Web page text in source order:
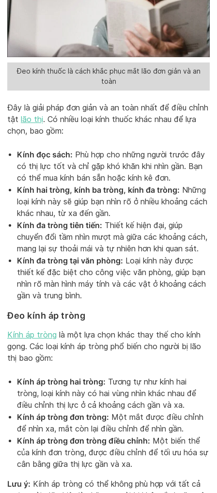
Đeo kính thuốc là cách khắc phục mắt lão đơn giản và an
toàn
Đây là giải pháp đơn giản và an toàn nhất để điều chỉnh
tật lão thị. Có nhiều loại kính thuốc khác nhau để lựa
chọn, bao gồm:
Kính đọc sách: Phù hợp cho những người trước đây
có thị lực tốt và chỉ gặp khó khăn khi nhìn gần. Bạn
có thể mua kính bán sẵn hoặc kính kê đơn.
Kính hai tròng, kính ba tròng, kính đa tròng: Những
loại kính này sẽ giúp bạn nhìn rõ ở nhiều khoảng cách
khác nhau, từ xa đến gần.
Kính đa tròng tiên tiến: Thiết kế hiện đại, giúp
chuyển đổi tầm nhìn mượt mà giữa các khoảng cách,
mang lại sự thoải mái và tự nhiên hơn khi quan sát.
Kính đa tròng tại văn phòng: Loại kính này được
thiết kế đặc biệt cho công việc văn phòng, giúp bạn
nhìn rõ màn hình máy tính và các vật ở khoảng cách
gần và trung bình.
Đeo kính áp tròng
Kính áp tròng là một lựa chọn khác thay thế cho kính
gọng. Các loại kính áp tròng phổ biến cho người bị lão
thị bao gồm:
Kính áp tròng hai tròng: Tương tự như kính hai
tròng, loại kính này có hai vùng nhìn khác nhau để
điều chỉnh thị lực ở cả khoảng cách gần và xa.
Kính áp tròng đơn tròng: Một mắt được điều chỉnh
để nhìn xa, mắt còn lại điều chỉnh để nhìn gần.
Kính áp tròng đơn tròng điều chỉnh: Một biến thể
của kính đơn tròng, được điều chỉnh để tối ưu hóa sự
cân bằng giữa thị lực gần và xa.
Lưu ý: Kính áp tròng có thể không phù hợp với tất cả